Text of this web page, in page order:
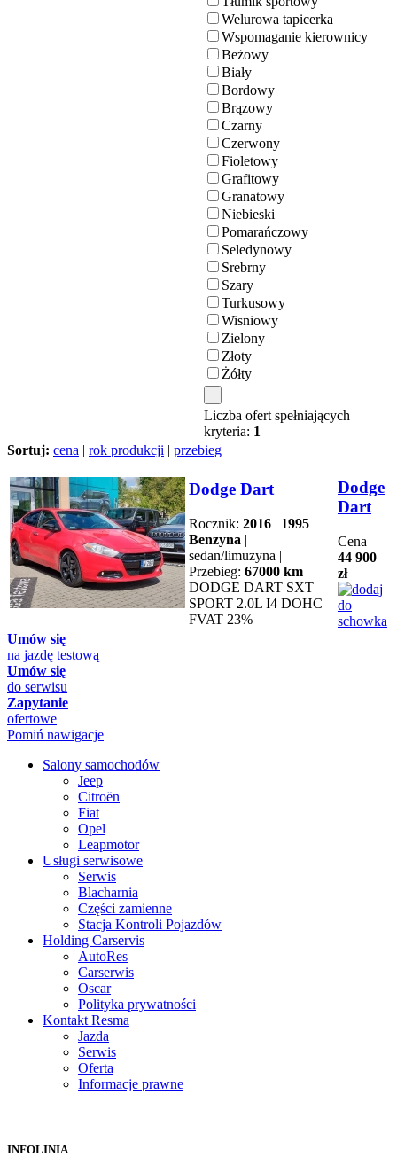
Welurowa tapicerka
Wspomaganie kierownicy
Beżowy
Biały
Bordowy
Brązowy
Czarny
Czerwony
Fioletowy
Grafitowy
Granatowy
Niebieski
Pomarańczowy
Seledynowy
Srebrny
Szary
Turkusowy
Wisniowy
Zielony
Złoty
Żółty
Liczba ofert spełniających
kryteria: 1
Sortuj: cena | rok produkcji | przebieg
Dodge Dart
Rocznik: 2016 | 1995
Benzyna |
sedan/limuzyna |
Przebieg: 67000 km
DODGE DART SXT
SPORT 2.0L I4 DOHC
FVAT 23%
Dodge
Dart
Cena
44 900
zł
Umów się
na jazdę testową
Umów się
do serwisu
Zapytanie
ofertowe
Pomiń nawigacje
Salony samochodów
Jeep
Citroën
Fiat
Opel
Leapmotor
Usługi serwisowe
Serwis
Blacharnia
Części zamienne
Stacja Kontroli Pojazdów
Holding Carservis
AutoRes
Carserwis
Oscar
Polityka prywatności
Kontakt Resma
Jazda
Serwis
Oferta
Informacje prawne
INFOLINIA